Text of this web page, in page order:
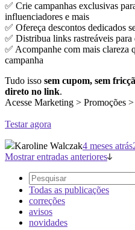
✅ Crie campanhas exclusivas
influenciadores e mais
✅ Ofereça descontos dedicados
✅ Distribua links rastreáveis
✅ Acompanhe com mais clareza
campanha
Tudo isso sem cupom, sem
direto no link.
Acesse Marketing > Promoções
Testar agora
Karoline Walczak4 meses atrás
Mostrar entradas anteriores
Todas as publicações
correções
avisos
novidades